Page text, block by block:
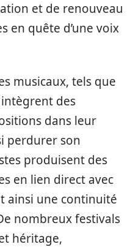
et de renouveau
en quête d’une voix
musicaux, tels que
intègrent des
dans leur
perdurer son
produisent des
en lien direct avec
ainsi une continuité
nombreux festivals
héritage,